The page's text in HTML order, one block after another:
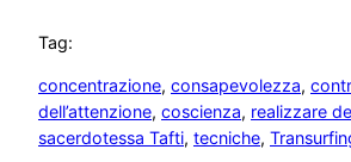
Tag:
concentrazione, consapevolezza,
dell’attenzione, coscienza, realizzare
sacerdotessa Tafti, tecniche,